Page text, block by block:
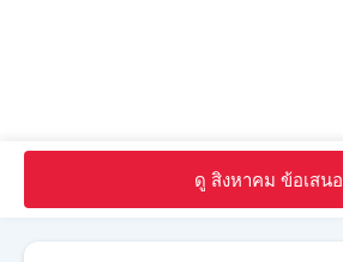
ดู สิงหาคม ข้อเสนอ
Search Other รถยนต์